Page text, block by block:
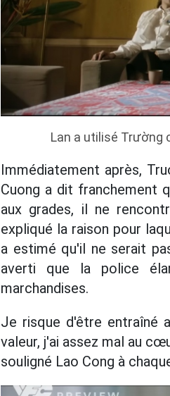
Lan a utilisé Trường
Immédiatement après,
Cuong a dit franchement
aux grades, il ne
expliqué la raison pour
a estimé qu'il ne serait
averti que la police
marchandises.
Je risque d'être entraîné
valeur, j'ai assez mal au
souligné Lao Cong à